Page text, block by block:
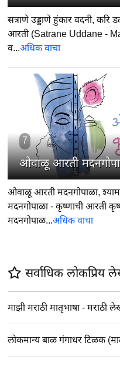
सत्राणे उड्डाणे हुंकार वदनी,
आरती (Satrane Uddane -
व...अधिक वाचा
7
ओवाळू आरती
ओवाळू आरती मदनगोपाळा,
मदनगोपाळा - कृष्णाची आरती
मदनगोपाळ...अधिक वाचा
सर्वाधिक लोकप्रिय
माझी मराठी मातृभाषा - मराठी
लोकमान्य बाळ गंगाधर टिळक